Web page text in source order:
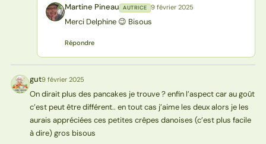
MP Martine Pineau AUTRICE 9 février 2025
Merci Delphine 😉 Bisous
Répondre
G gut9 février 2025
On dirait plus des pancakes je trouve ? enfin l’aspect car au goût
c’est peut être différent.. en tout cas j’aime les deux alors je les
aurais appréciées ces petites crêpes danoises (c’est plus facile
à dire) gros bisous